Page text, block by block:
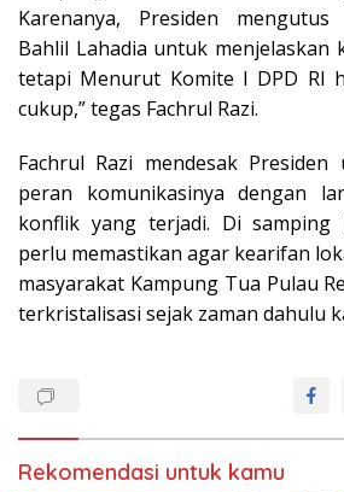
Karenanya, Presiden
Bahlil Lahadia untuk menjelaskan
tetapi Menurut Komite I DPD RI
cukup,” tegas Fachrul Razi.
Fachrul Razi mendesak
peran komunikasinya dengan
konflik yang terjadi. Di samping
perlu memastikan agar kearifan
masyarakat Kampung Tua Pulau
terkristalisasi sejak zaman dahulu
Rekomendasi untuk kamu